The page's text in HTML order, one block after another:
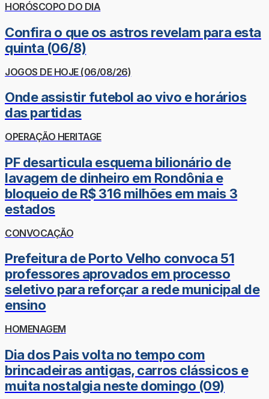
HORÓSCOPO DO DIA
Confira o que os astros revelam para esta
quinta (06/8)
JOGOS DE HOJE (06/08/26)
Onde assistir futebol ao vivo e horários
das partidas
OPERAÇÃO HERITAGE
PF desarticula esquema bilionário de
lavagem de dinheiro em Rondônia e
bloqueio de R$ 316 milhões em mais 3
estados
CONVOCAÇÃO
Prefeitura de Porto Velho convoca 51
professores aprovados em processo
seletivo para reforçar a rede municipal de
ensino
HOMENAGEM
Dia dos Pais volta no tempo com
brincadeiras antigas, carros clássicos e
muita nostalgia neste domingo (09)